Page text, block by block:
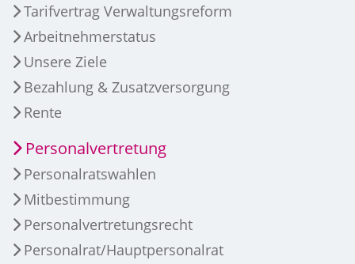
Tarifvertrag Verwaltungsreform
Arbeitnehmerstatus
Unsere Ziele
Bezahlung & Zusatzversorgung
Rente
Personalvertretung
Personalratswahlen
Mitbestimmung
Personalvertretungsrecht
Personalrat/Hauptpersonalrat